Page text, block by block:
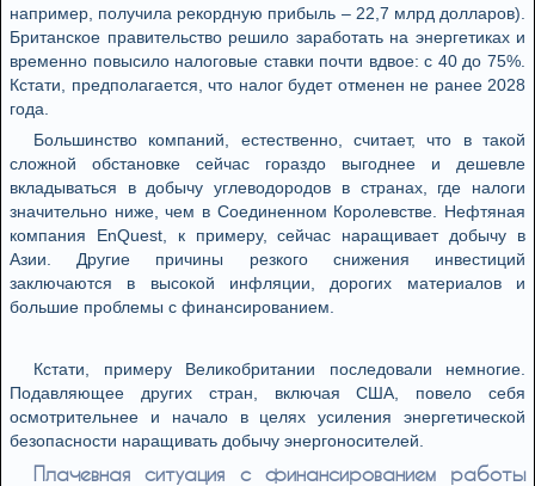
например, получила рекордную прибыль – 22,7 млрд долларов).
Британское правительство решило заработать на энергетиках и
временно повысило налоговые ставки почти вдвое: с 40 до 75%.
Кстати, предполагается, что налог будет отменен не ранее 2028
года.
Большинство компаний, естественно, считает, что в такой
сложной обстановке сейчас гораздо выгоднее и дешевле
вкладываться в добычу углеводородов в странах, где налоги
значительно ниже, чем в Соединенном Королевстве. Нефтяная
компания EnQuest, к примеру, сейчас наращивает добычу в
Азии. Другие причины резкого снижения инвестиций
заключаются в высокой инфляции, дорогих материалов и
большие проблемы с финансированием.
Кстати, примеру Великобритании последовали немногие.
Подавляющее других стран, включая США, повело себя
осмотрительнее и начало в целях усиления энергетической
безопасности наращивать добычу энергоносителей.
Плачевная ситуация с финансированием работы